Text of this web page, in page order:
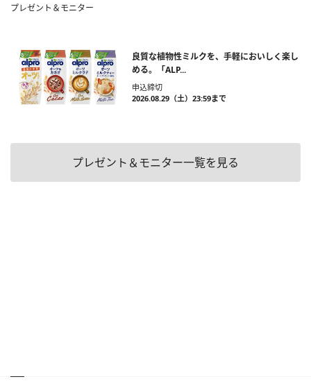
プレゼント＆モニター
良質な植物性ミルクを、手軽においしく楽し
める。「ALP...
申込締切
2026.08.29（土）23:59まで
プレゼント＆モニター一覧を見る